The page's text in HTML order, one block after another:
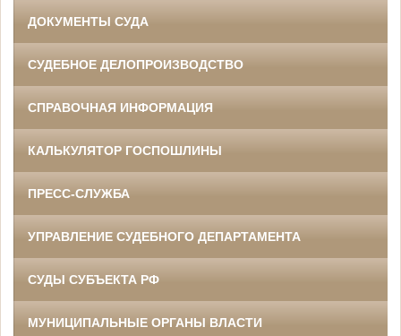
ДОКУМЕНТЫ СУДА
СУДЕБНОЕ ДЕЛОПРОИЗВОДСТВО
СПРАВОЧНАЯ ИНФОРМАЦИЯ
КАЛЬКУЛЯТОР ГОСПОШЛИНЫ
ПРЕСС-СЛУЖБА
УПРАВЛЕНИЕ СУДЕБНОГО ДЕПАРТАМЕНТА
СУДЫ СУБЪЕКТА РФ
МУНИЦИПАЛЬНЫЕ ОРГАНЫ ВЛАСТИ